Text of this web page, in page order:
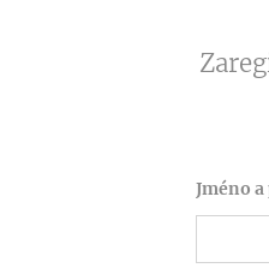
Jméno